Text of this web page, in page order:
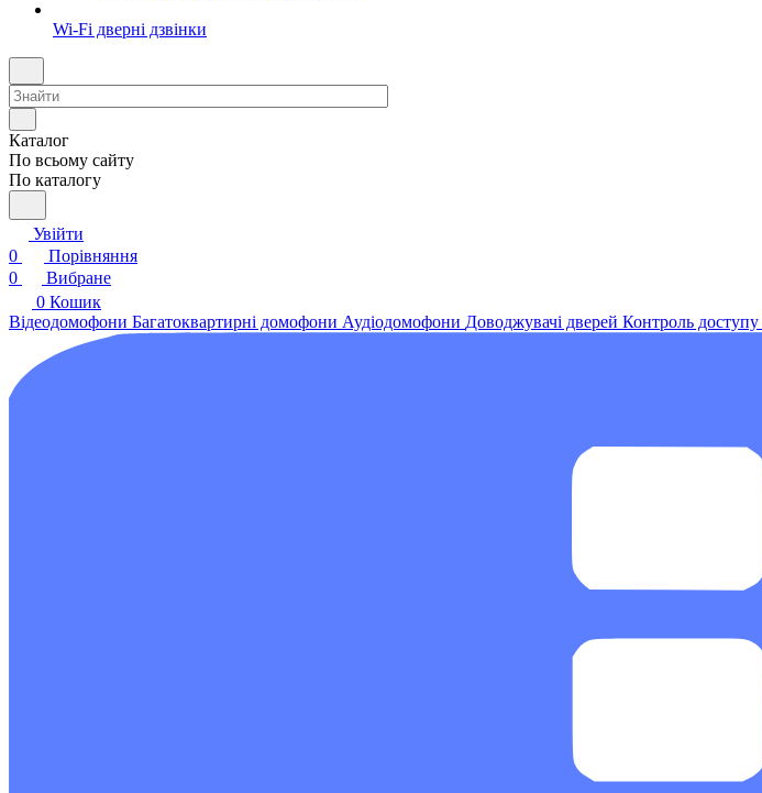
Wi-Fi дверні дзвінки
Каталог
По всьому сайту
По каталогу
Увійти
0
Порівняння
0
Вибране
0 Кошик
Відеодомофони Багатоквартирні домофони Аудіодомофони Доводжувачі дверей Контроль доступу